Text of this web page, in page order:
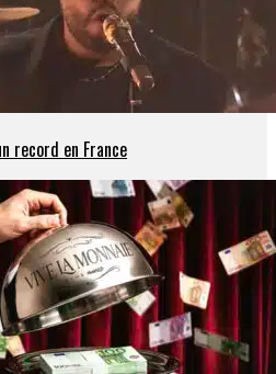
record en France